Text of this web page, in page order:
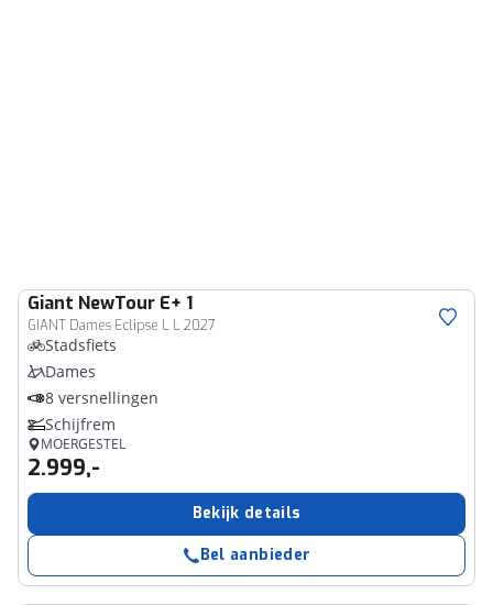
Giant NewTour E+ 1
GIANT Dames Eclipse L L 2027
Stadsfiets
Dames
8 versnellingen
Schijfrem
MOERGESTEL
2.999,-
Bekijk details
Bel aanbieder